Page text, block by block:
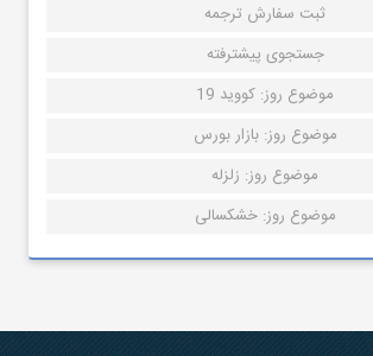
ثبت سفارش ترجمه
جستجوی پیشترفته
موضوع روز: کووید 19
موضوع روز: بازار بورس
موضوع روز: زلزله
موضوع روز: خشکسالی